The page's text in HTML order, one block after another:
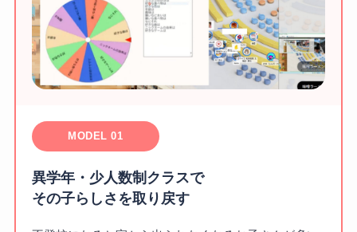
MODEL 01
異学年・少人数制クラスで
その子らしさを取り戻す